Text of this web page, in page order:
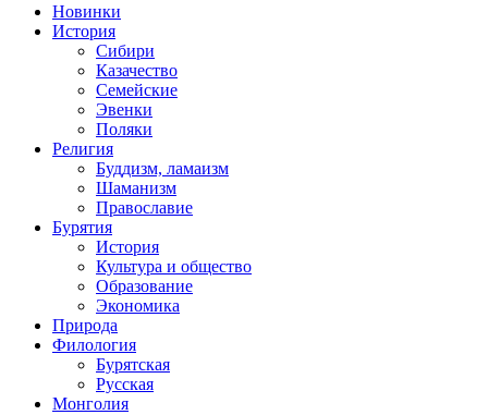
Новинки
История
Сибири
Казачество
Семейские
Эвенки
Поляки
Религия
Буддизм, ламаизм
Шаманизм
Православие
Бурятия
История
Культура и общество
Образование
Экономика
Природа
Филология
Бурятская
Русская
Монголия